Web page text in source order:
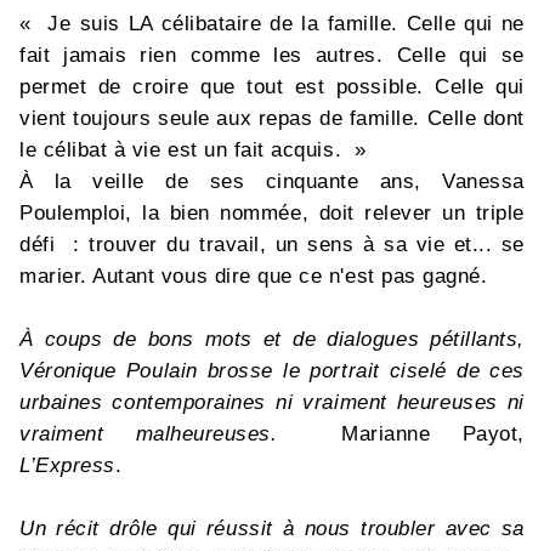
« Je suis LA célibataire de la famille. Celle qui ne
fait jamais rien comme les autres. Celle qui se
permet de croire que tout est possible. Celle qui
vient toujours seule aux repas de famille. Celle dont
le célibat à vie est un fait acquis. »
À la veille de ses cinquante ans, Vanessa
Poulemploi, la bien nommée, doit relever un triple
défi : trouver du travail, un sens à sa vie et... se
marier. Autant vous dire que ce n'est pas gagné.
À coups de bons mots et de dialogues pétillants,
Véronique Poulain brosse le portrait ciselé de ces
urbaines contemporaines ni vraiment heureuses ni
vraiment malheureuses. Marianne Payot,
L’Express.
Un récit drôle qui réussit à nous troubler avec sa